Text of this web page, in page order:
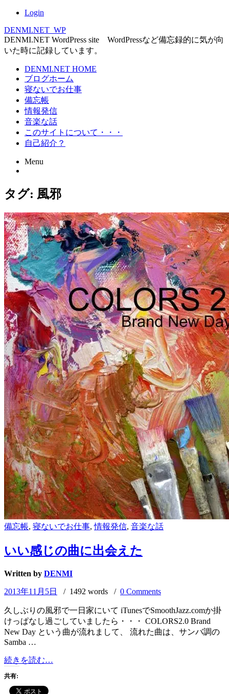
Login
DENMI.NET_WP
DENMI.NET WordPress site WordPressなど備忘録的に気が向
いた時に記録しています。
Main
menu
DENMI.NET HOME
ブログホーム
寝ないでお仕事
備忘帳
情報発信
音楽な話
このサイトについて・・・
自己紹介？
Menu
Skip
to
タグ: 風邪
備忘帳, 寝ないでお仕事,情報発信, 音楽な話
いい感じの曲に出会えた
Written by DENMI
2013年11月5日 / 1492 words / 0 Comments
久しぶりの風邪で一日家にいて iTunesでSmoothJazz.comか掛
けっぱなし過ごしていましたら・・・ COLORS2.0 Brand
New Day という曲が流れまして、 流れた曲は、サンバ調の
Samba …
続きを読む…
共有: